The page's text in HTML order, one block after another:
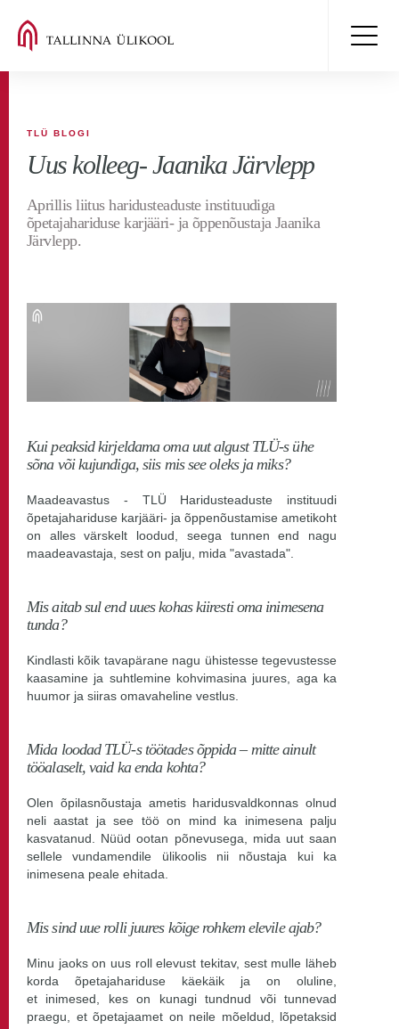
TLÜ BLOGI
Uus kolleeg- Jaanika Järvlepp
Aprillis liitus haridusteaduste instituudiga
õpetajahariduse karjääri- ja õppenõustaja Jaanika
Järvlepp.
Kui peaksid kirjeldama oma uut algust TLÜ-s ühe
sõna või kujundiga, siis mis see oleks ja miks?
Maadeavastus - TLÜ Haridusteaduste instituudi
õpetajahariduse karjääri- ja õppenõustamise ametikoht
on alles värskelt loodud, seega tunnen end nagu
maadeavastaja, sest on palju, mida "avastada".
Mis aitab sul end uues kohas kiiresti oma inimesena
tunda?
Kindlasti kõik tavapärane nagu ühistesse tegevustesse
kaasamine ja suhtlemine kohvimasina juures, aga ka
huumor ja siiras omavaheline vestlus.
Mida loodad TLÜ-s töötades õppida – mitte ainult
tööalaselt, vaid ka enda kohta?
Olen õpilasnõustaja ametis haridusvaldkonnas olnud
neli aastat ja see töö on mind ka inimesena palju
kasvatanud. Nüüd ootan põnevusega, mida uut saan
sellele vundamendile ülikoolis nii nõustaja kui ka
inimesena peale ehitada.
Mis sind uue rolli juures kõige rohkem elevile ajab?
Minu jaoks on uus roll elevust tekitav, sest mulle läheb
korda õpetajahariduse käekäik ja on oluline,
et inimesed, kes on kunagi tundnud või tunnevad
praegu, et õpetajaamet on neile mõeldud, lõpetaksid